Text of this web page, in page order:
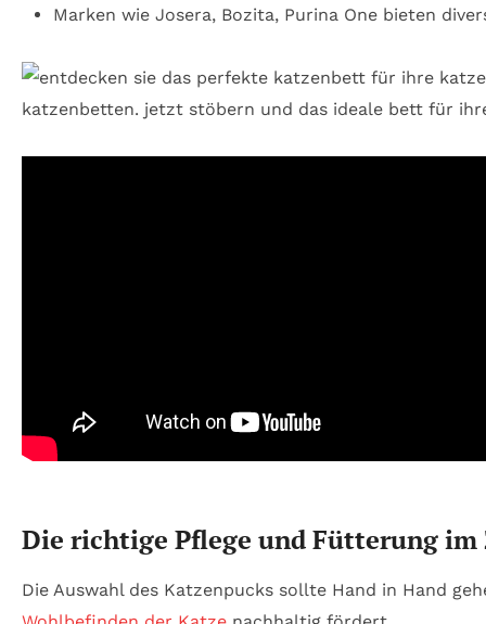
Marken wie Josera, Bozita, Purina One bieten
Die richtige Pflege und Fütterung
Die Auswahl des Katzenpucks sollte Hand in Hand